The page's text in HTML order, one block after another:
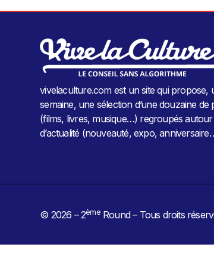
vivelaculture.com est un site qui propose,
semaine, une sélection d’une douzaine
(films, livres, musique…) regroupés autour
d’actualité (nouveauté, expo,
© 2026 – 2èmeRound – Tous droits